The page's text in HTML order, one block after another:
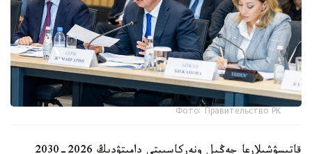
Фото: Правительство РК